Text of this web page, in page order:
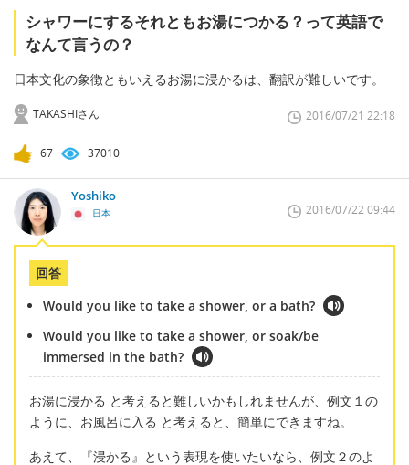
シャワーにするそれともお湯につかる？って英語で
なんて言うの？
日本文化の象徴ともいえるお湯に浸かるは、翻訳が難しいです。
TAKASHIさん 2016/07/21 22:18
67 37010
Yoshiko
日本 2016/07/22 09:44
回答
Would you like to take a shower, or a bath?
Would you like to take a shower, or soak/be
immersed in the bath?
お湯に浸かる と考えると難しいかもしれませんが、例文１の
ように、お風呂に入る と考えると、簡単にできますね。
あえて、『浸かる』という表現を使いたいなら、例文２のよ